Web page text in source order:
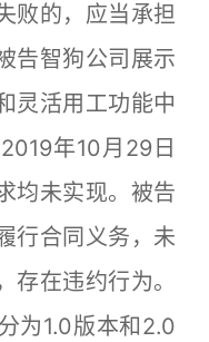
败的，应当承担
告智狗公司展示
灵活用工功能中
年10月29日
均未实现。被告
行合同义务，未
存在违约行为。
为1.0版本和2.0